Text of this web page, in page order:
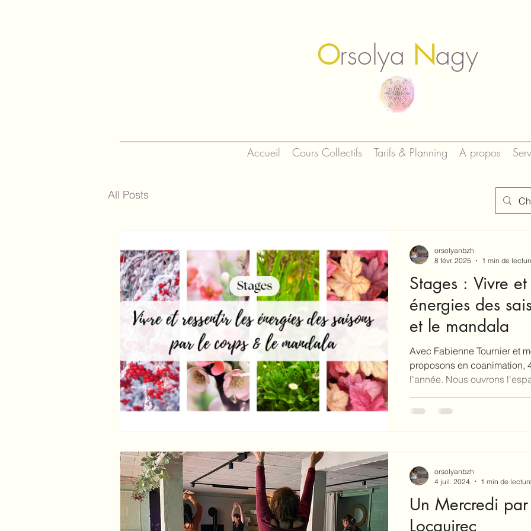
Orsolya Nagy
Accueil Cours Collectifs Tarifs & Planning A propos
All Posts
Stages : Vivre et
énergies des
et le mandala
Avec Fabienne Tournier et
proposons en coanimation,
l'année. Nous ouvrons
orsolyanbzh
8 févr. 2025
1 min de
Un Mercredi
Locquirec
orsolyanbzh
4 juil. 2024
1 min de